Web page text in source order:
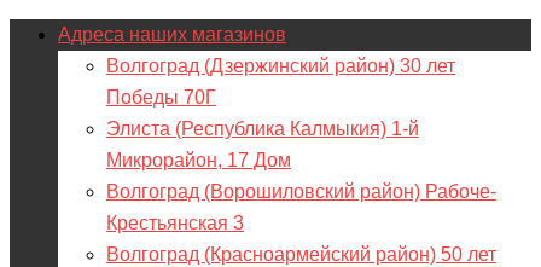
Адреса наших магазинов
Волгоград (Дзержинский район) 30 лет
Победы 70Г
Элиста (Республика Калмыкия) 1-й
Микрорайон, 17 Дом
Волгоград (Ворошиловский район) Рабоче-
Крестьянская 3
Волгоград (Красноармейский район) 50 лет